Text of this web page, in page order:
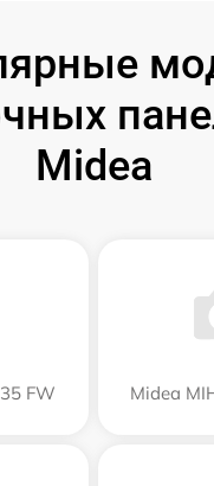
Midea
FW Midea